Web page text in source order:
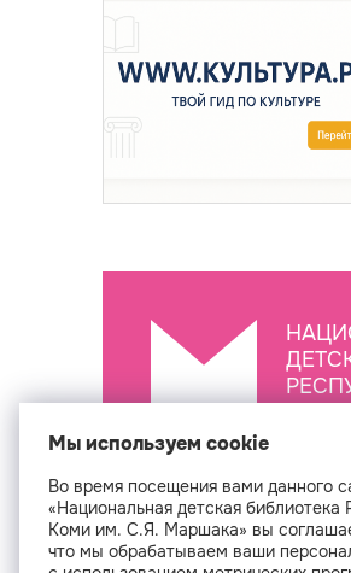
Мы используем cookie
Во время посещения вами данного
«Национальная детская библиотека
Коми им. С.Я. Маршака» вы
что мы обрабатываем ваши